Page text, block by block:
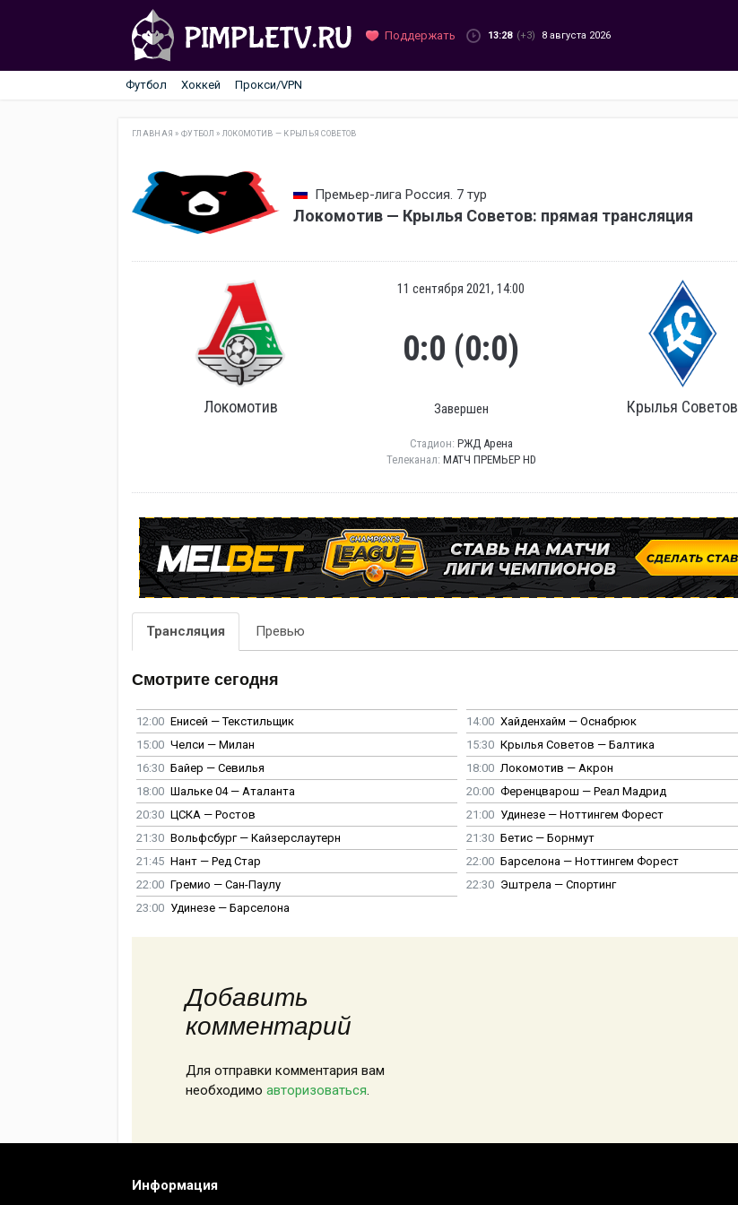
Поддержать 13:28 (+3) 8 августа 2026
Футбол Хоккей Прокси/VPN
ГЛАВНАЯ »ФУТБОЛ » ЛОКОМОТИВ — КРЫЛЬЯ СОВЕТОВ
Премьер-лига Россия. 7 тур
Локомотив — Крылья Советов: прямая трансляция
Локомотив
11 сентября 2021, 14:00
0:0 (0:0)
Завершен Крылья Советов
Стадион: РЖД Арена
Телеканал: МАТЧ ПРЕМЬЕР HD
Трансляция Превью
Смотрите сегодня
12:00 Енисей — Текстильщик 14:00 Хайденхайм — Оснабрюк
15:00 Челси — Милан 15:30 Крылья Советов — Балтика
16:30 Байер — Севилья 18:00 Локомотив — Акрон
18:00 Шальке 04 — Аталанта 20:00 Ференцварош — Реал Мадрид
20:30 ЦСКА — Ростов 21:00 Удинезе — Ноттингем Форест
21:30 Вольфсбург — Кайзерслаутерн 21:30 Бетис — Борнмут
21:45 Нант — Ред Стар 22:00 Барселона — Ноттингем Форест
22:00 Гремио — Сан-Паулу 22:30 Эштрела — Спортинг
23:00 Удинезе — Барселона
Добавить
комментарий
Для отправки комментария вам
необходимо авторизоваться.
Информация